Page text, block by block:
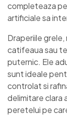
completeaza
artificiale sa
Draperiile
catifeaua sau
puternic. Ele
sunt ideale
controlat si
delimitare clara
peretelui pe